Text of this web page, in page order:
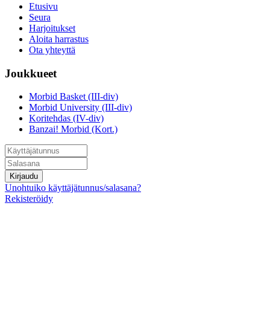
Etusivu
Seura
Harjoitukset
Aloita harrastus
Ota yhteyttä
Joukkueet
Morbid Basket (III-div)
Morbid University (III-div)
Koritehdas (IV-div)
Banzai! Morbid (Kort.)
Kirjaudu
Unohtuiko käyttäjätunnus/salasana?
Rekisteröidy